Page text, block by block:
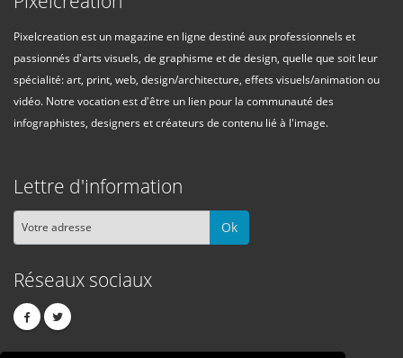
Pixelcreation est un magazine en ligne destiné aux professionnels et
passionnés d'arts visuels, de graphisme et de design, quelle que soit leur
spécialité: art, print, web, design/architecture, effets visuels/animation ou
vidéo. Notre vocation est d'être un lien pour la communauté des
infographistes, designers et créateurs de contenu lié à l'image.
Lettre d'information
Ok
Réseaux sociaux